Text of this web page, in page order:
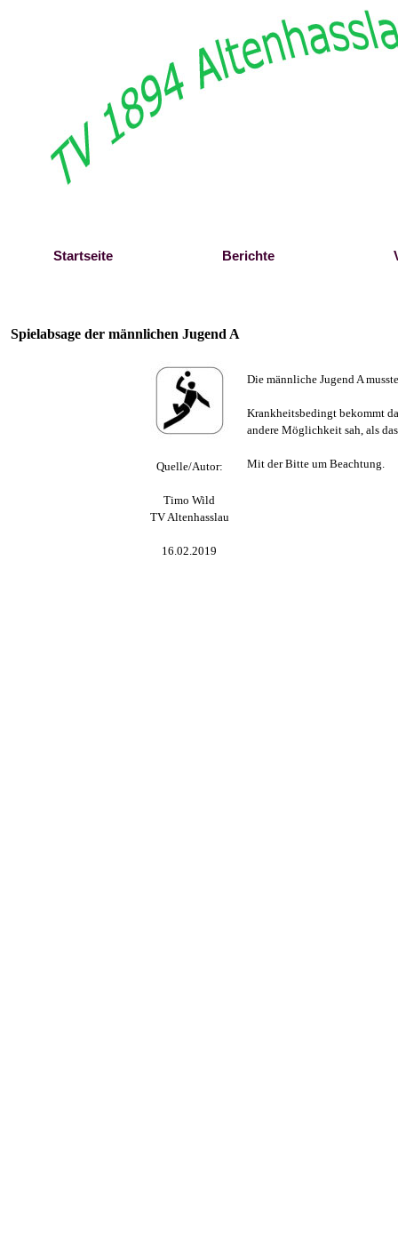
Startseite Berichte
Spielabsage der männlichen Jugend A
Quelle/Autor:
Timo Wild
TV Altenhasslau
16.02.2019
Die männliche Jugend A
Krankheitsbedingt bekommt
andere Möglichkeit sah, als
Mit der Bitte um Beachtung.